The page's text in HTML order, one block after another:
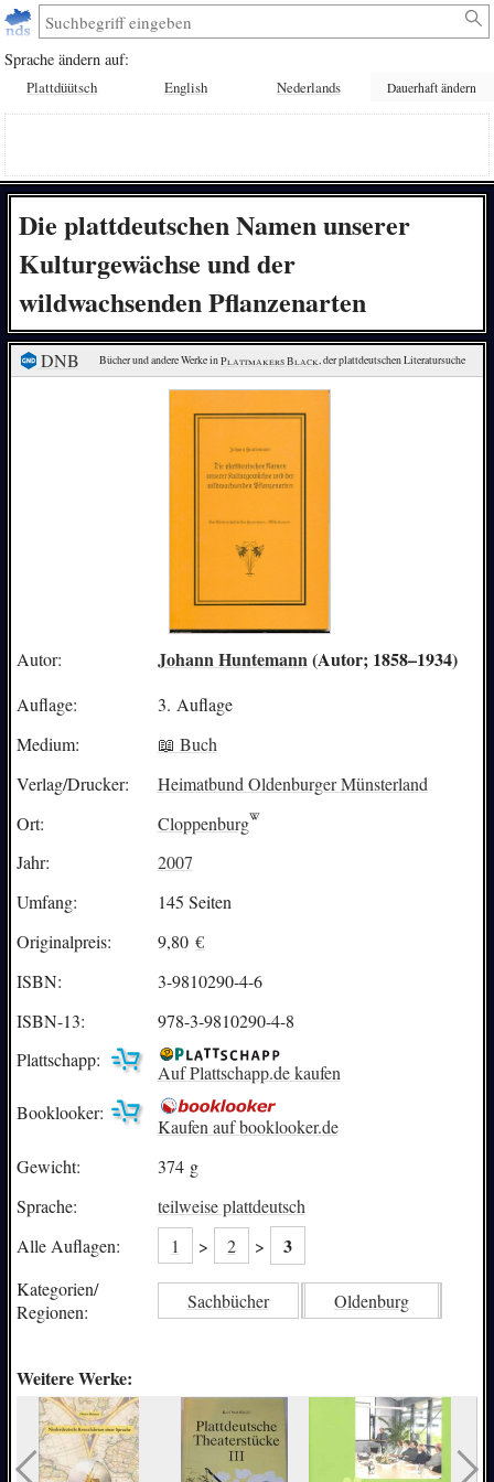
Sprache ändern auf:
Plattdüütsch English Nederlands Dauerhaft ändern
Die plattdeutschen Namen unserer
Kulturgewächse und der
wildwachsenden Pflanzenarten
DNB Bücher und andere Werke in Plattmakers Black, der plattdeutschen Literatursuche
Autor: Johann Huntemann(Autor; 1858–1934)
Auflage:
3. Auflage
Medium:
📖 Buch
Verlag/Drucker:
Heimatbund Oldenburger Münsterland
Ort:
Cloppenburg
Jahr:
2007
Umfang:
145 Seiten
Originalpreis:
9,80 €
ISBN:
3-9810290-4-6
ISBN-13:
978-3-9810290-4-8
Plattschapp:
Auf Plattschapp.de kaufen
Booklooker:
Kaufen auf booklooker.de
Gewicht:
374 g
Sprache:
teilweise plattdeutsch
Alle Auflagen:
1 > 2 > 3
Kategorien/
Regionen:
Sachbücher Oldenburg
Weitere Werke: